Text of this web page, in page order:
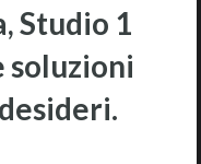
Studio 1
soluzioni